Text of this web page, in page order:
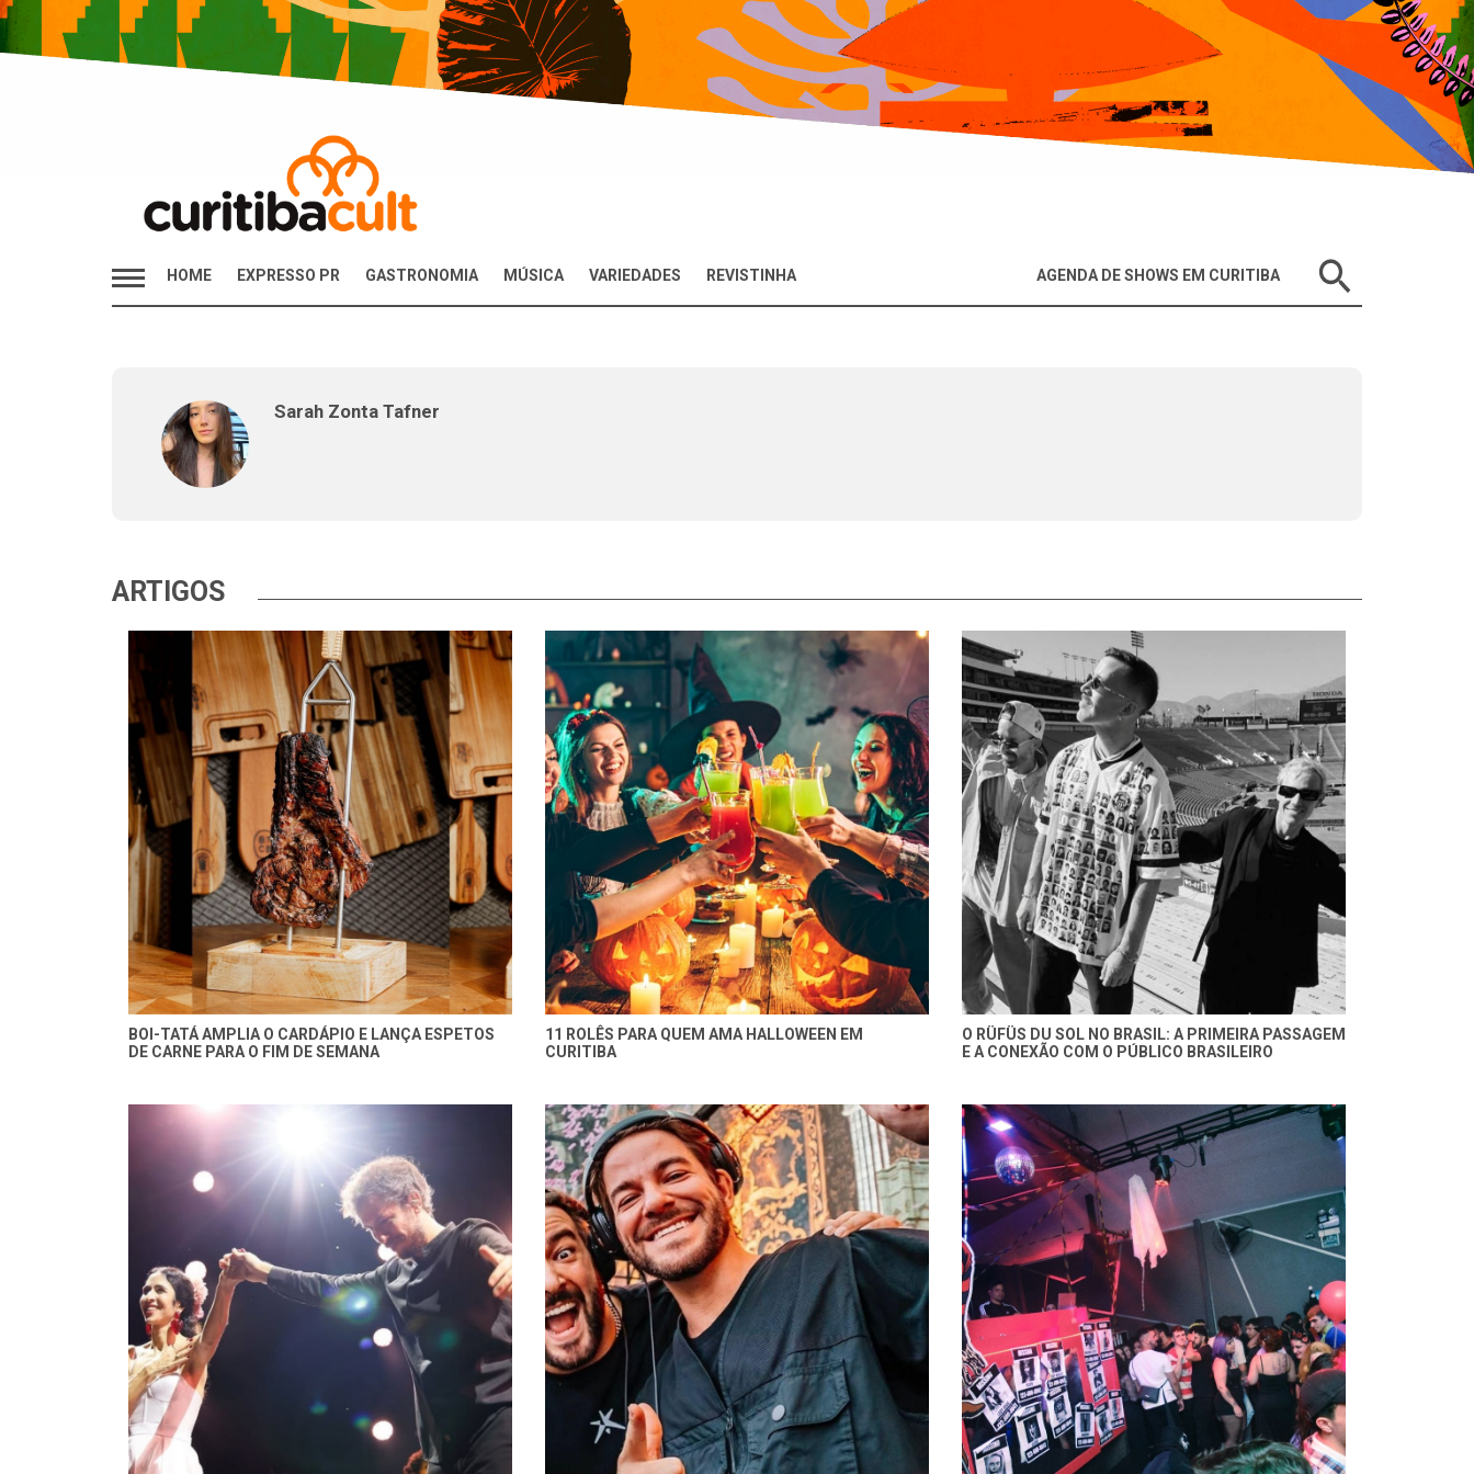
HOME EXPRESSO PR GASTRONOMIA MÚSICA VARIEDADES REVISTINHA AGENDA DE SHOWS EM CURITIBA
Sarah Zonta Tafner
ARTIGOS
BOI-TATÁ AMPLIA O CARDÁPIO E LANÇA ESPETOS
DE CARNE PARA O FIM DE SEMANA
11 ROLÊS PARA QUEM AMA HALLOWEEN EM
CURITIBA
O RÜFÜS DU SOL NO BRASIL: A PRIMEIRA PASSAGEM
E A CONEXÃO COM O PÚBLICO BRASILEIRO